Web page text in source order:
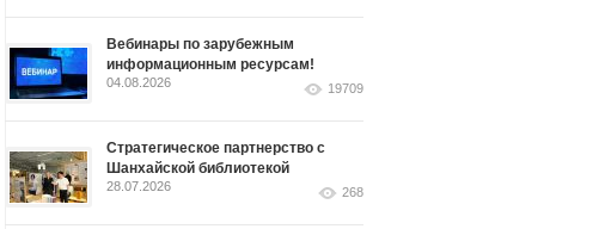
Вебинары по зарубежным
информационным ресурсам!
04.08.2026 19709
Стратегическое партнерство с
Шанхайской библиотекой
28.07.2026 268